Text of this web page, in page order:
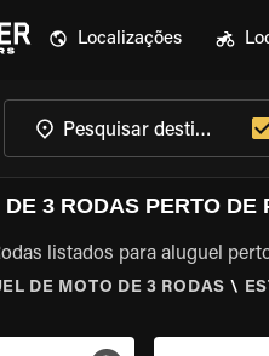
Localizações
3 RODAS PERTO DE
listados para aluguel
DE MOTO DE 3 RODAS \